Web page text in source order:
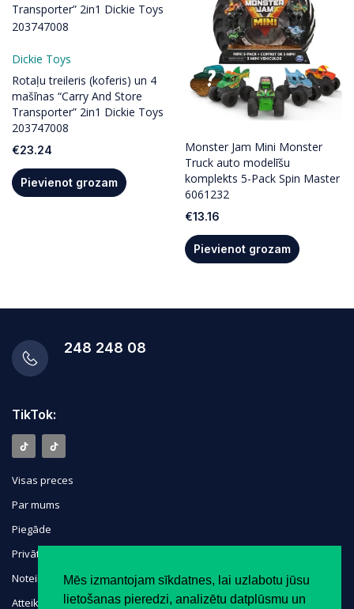
Dickie Toys
Rotaļu treileris (koferis) un 4
mašīnas “Carry And Store
Transporter” 2in1 Dickie Toys
203747008
€23.24
Pievienot grozam
Monster Jam Mini Monster
Truck auto modelīšu
komplekts 5-Pack Spin Master
6061232
€13.16
Pievienot grozam
248 248 08
TikTok:
Visas preces
Par mums
Piegāde
Privātuma politika
Noteikumi
Atteikuma tiesības
Mēs izmantojam sīkdatnes, lai uzlabotu jūsu
lietošanas pieredzi, analizētu datplūsmu un